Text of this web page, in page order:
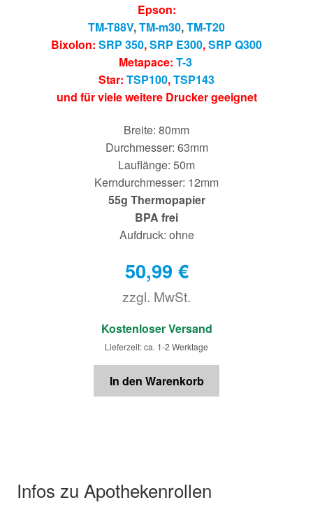
Epson:
TM-T88V,TM-m30,TM-T20
Bixolon: SRP 350,SRP E300,SRP Q300
Metapace: T-3
Star: TSP100,TSP143
und für viele weitere Drucker geeignet
Breite: 80mm
Durchmesser: 63mm
Lauflänge: 50m
Kerndurchmesser: 12mm
55g Thermopapier
BPA frei
Aufdruck: ohne
50,99 €
zzgl. MwSt.
€
Kostenloser Versand
Lieferzeit: ca. 1-2 Werktage
In den Warenkorb
Infos zu Apothekenrollen